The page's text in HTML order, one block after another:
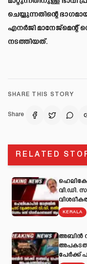
ചെയ്യുന്നതിന്റെ
എനർജി മാനേജ്മെന്റ്
നടത്തിയത്.
SHARE THIS STORY
Share
RELATED
വി.ഡി.
KERALA
അബിന്‍
പേര്‍ക്ക്